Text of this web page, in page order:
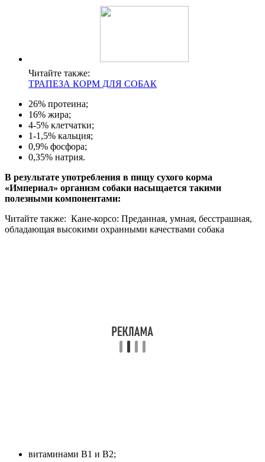
Читайте также:
ТРАПЕЗА КОРМ ДЛЯ СОБАК
26% протеина;
16% жира;
4-5% клетчатки;
1-1,5% кальция;
0,9% фосфора;
0,35% натрия.
В результате употребления в пищу сухого корма
«Империал» организм собаки насыщается такими
полезными компонентами:
Читайте также: Кане-корсо: Преданная, умная, бесстрашная,
обладающая высокими охранными качествами собака
витаминами В1 и B2;